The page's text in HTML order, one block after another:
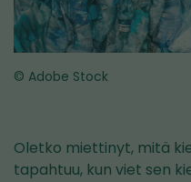
© Adobe Stock
Oletko miettinyt, mitä
tapahtuu, kun viet sen